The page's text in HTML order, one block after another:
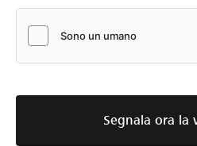
Segnala ora la